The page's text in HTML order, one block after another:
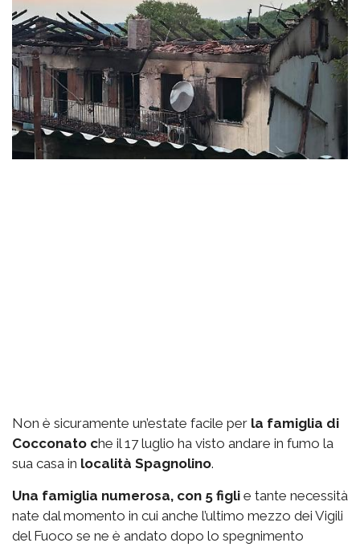
Non è sicuramente un’estate facile per la famiglia di
Cocconato che il 17 luglio ha visto andare in fumo la
sua casa in località Spagnolino.
Una famiglia numerosa, con 5 figli e tante necessità
nate dal momento in cui anche l’ultimo mezzo dei Vigili
del Fuoco se ne è andato dopo lo spegnimento